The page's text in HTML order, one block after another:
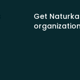
Get